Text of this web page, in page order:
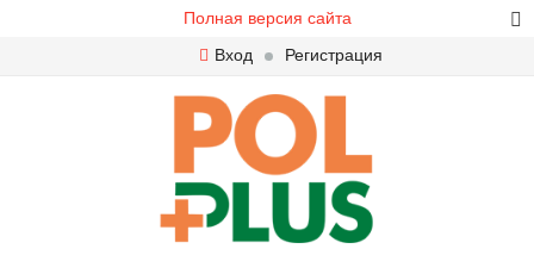
Полная версия сайта
Вход
Регистрация